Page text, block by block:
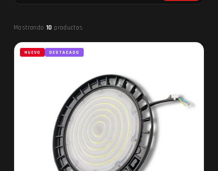
Mostrando 10 productos
NUEVO DESTACADO